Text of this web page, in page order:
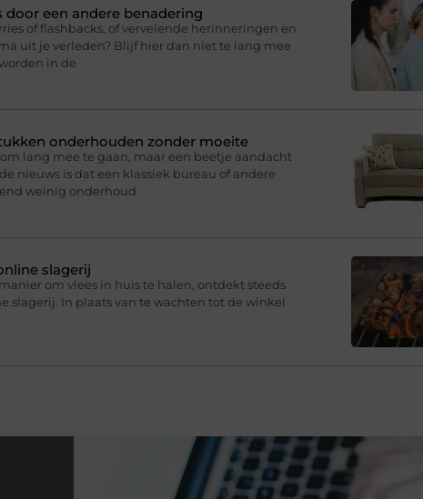
door een andere benadering
of flashbacks, of vervelende herinneringen en
uit je verleden? Blijf hier dan niet te lang mee
in de
onderhouden zonder moeite
lang mee te gaan, maar een beetje aandacht
nieuws is dat een klassiek bureau of andere
weinig onderhoud
slagerij
om vlees in huis te halen, ontdekt steeds
slagerij. In plaats van te wachten tot de winkel